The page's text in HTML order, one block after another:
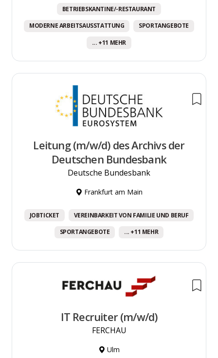
BETRIEBSKANTINE/-RESTAURANT
MODERNE ARBEITSAUSSTATTUNG SPORTANGEBOTE
... +11 MEHR
Leitung (m/w/d) des Archivs der
Deutschen Bundesbank
Deutsche Bundesbank
Frankfurt am Main
JOBTICKET VEREINBARKEIT VON FAMILIE UND BERUF
SPORTANGEBOTE ... +11 MEHR
IT Recruiter (m/w/d)
FERCHAU
Ulm